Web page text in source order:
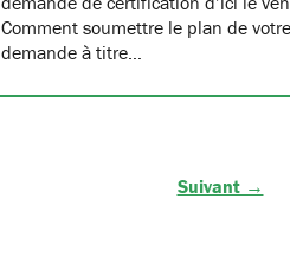
Comment soumettre le plan de
demande à titre…
Suivant →